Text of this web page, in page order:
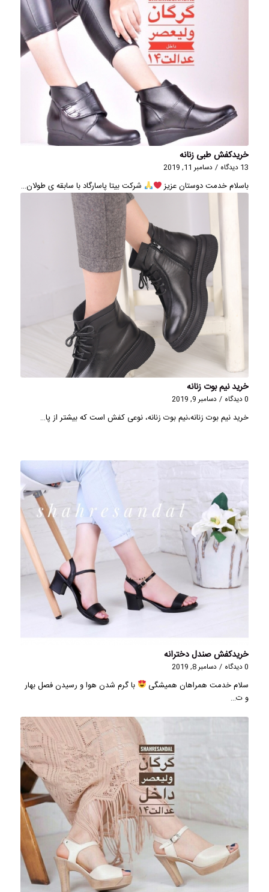
خریدکفش طبی زنانه
13 دیدگاه / دسامبر 11, 2019
باسلام خدمت دوستان عزيز شرکت بیتا پاسارگاد با سابقه ی طولان…
خرید نیم بوت زنانه
0 دیدگاه / دسامبر 9, 2019
خرید نیم بوت زنانه،نیم بوت زنانه، نوعی کفش است که بیشتر از پا…
خریدکفش صندل دخترانه
0 دیدگاه / دسامبر 8, 2019
سلام خدمت همراهان همیشگی
با گرم شدن هوا و رسیدن فصل بهار
و ت…